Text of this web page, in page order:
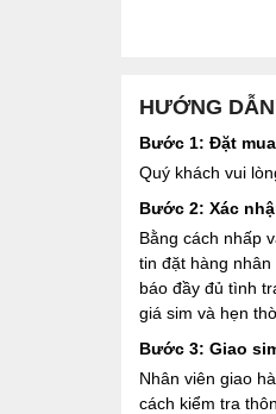
HƯỚNG
Bước 1: Đặt
Quý khách vui
Bước 2: Xác
Bằng cách nhấp
tin đặt hàng
báo đầy đủ tình
giá sim và hẹn
Bước 3: Giao
Nhân viên giao
cách kiểm tra